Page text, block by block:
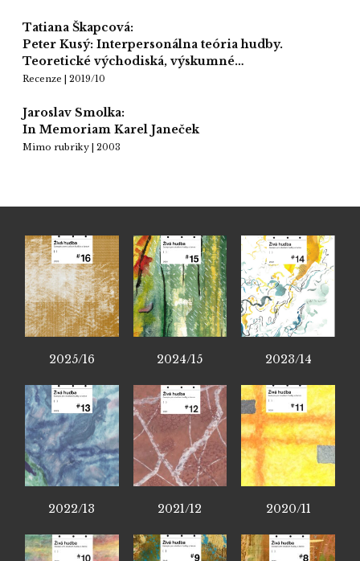
Tatiana Škapcová:
Peter Kusý: Interpersonálna teória hudby.
Teoretické východiská, výskumné…
Recenze | 2019/10
Jaroslav Smolka:
In Memoriam Karel Janeček
Mimo rubriky | 2003
2025/16 2024/15 2023/14
2022/13 2021/12 2020/11